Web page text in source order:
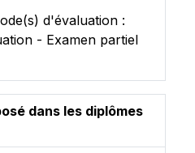
d'évaluation :
- Examen partiel
dans les diplômes